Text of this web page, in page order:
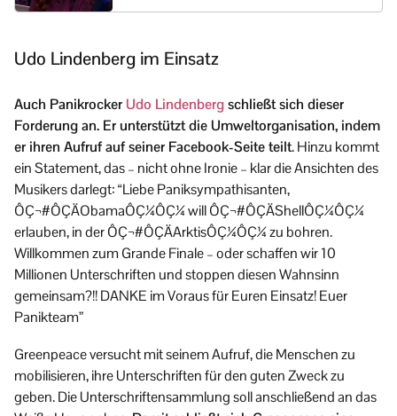
Udo Lindenberg im Einsatz
Auch Panikrocker Udo Lindenbergschließt sich dieser
Forderung an. Er unterstützt die Umweltorganisation, indem
er ihren Aufruf auf seiner Facebook-Seite teilt. Hinzu kommt
ein Statement, das – nicht ohne Ironie – klar die Ansichten des
Musikers darlegt: “Liebe Paniksympathisanten,
ÔÇ¬#ÔÇÄObamaÔÇ¼ÔÇ¼ will ÔÇ¬#ÔÇÄShellÔÇ¼ÔÇ¼
erlauben, in der ÔÇ¬#ÔÇÄArktisÔÇ¼ÔÇ¼ zu bohren.
Willkommen zum Grande Finale – oder schaffen wir 10
Millionen Unterschriften und stoppen diesen Wahnsinn
gemeinsam?!! DANKE im Voraus für Euren Einsatz! Euer
Panikteam”
Greenpeace versucht mit seinem Aufruf, die Menschen zu
mobilisieren, ihre Unterschriften für den guten Zweck zu
geben. Die Unterschriftensammlung soll anschließend an das